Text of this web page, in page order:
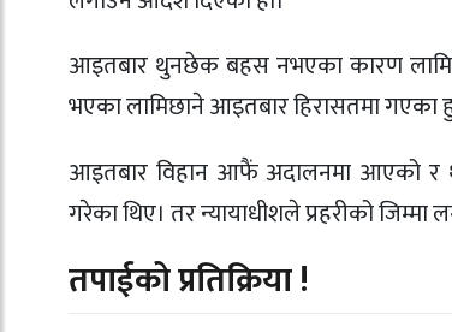
आइतबार थुनछेक बहस नभएका कारण
भएका लामिछाने आइतबार हिरासतमा गएका
आइतबार विहान आफैं अदालनमा आएको र
गरेका थिए। तर न्यायाधीशले प्रहरीको
तपाईको प्रतिक्रिया !